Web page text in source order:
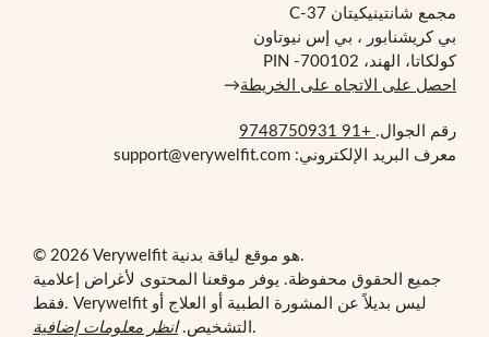
مجمع شانتينيكيتان C-37
بي كريشنابور ، بي إس نيوتاون
كولكاتا، الهند، PIN -700102
احصل على الاتجاه على الخريطة→
رقم الجوال. +91 9748750931
معرف البريد الإلكتروني: support@verywelfit.com
© 2026 Verywelfit هو موقع لياقة بدنية.
جميع الحقوق محفوظة. يوفر موقعنا المحتوى لأغراض إعلامية
فقط. Verywelfit ليس بديلاً عن المشورة الطبية أو العلاج أو
التشخيص.انظر معلومات إضافية .